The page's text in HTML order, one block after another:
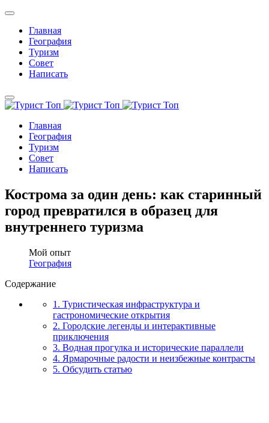
Главная
География
Туризм
Совет
Написать
Главная
География
Туризм
Совет
Написать
Кострома за один день: как старинный
город превратился в образец для
внутреннего туризма
Мой опыт
География
Содержание
1. Туристическая инфраструктура и
гастрономические открытия
2. Городские легенды и интерактивные
приключения
3. Водная прогулка и исторические параллели
4. Ярмарочные радости и неизбежные контрасты
5. Обсудить статью